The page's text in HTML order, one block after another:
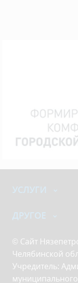
УСЛУГИ
ДРУГОЕ
© Сайт
Челябинской
Учредитель: